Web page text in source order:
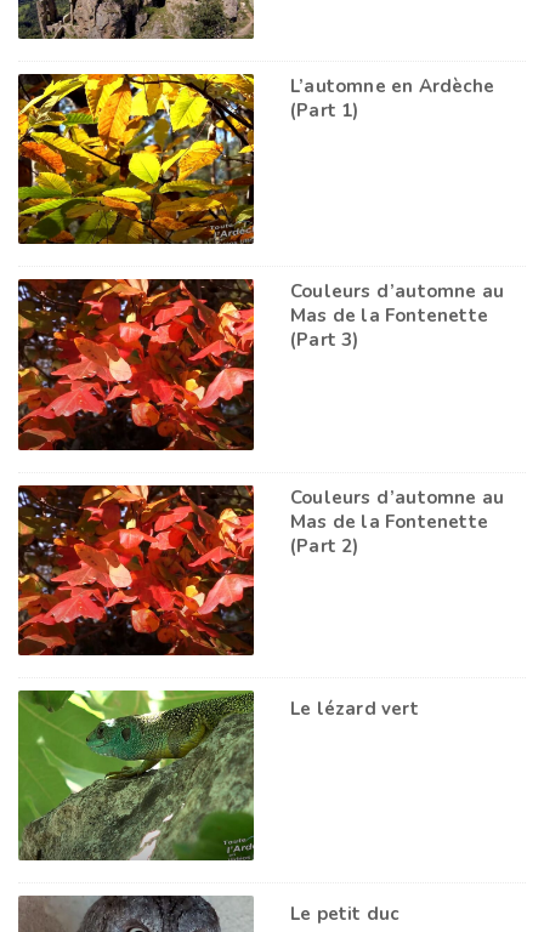
L’automne en Ardèche
(Part 1)
Couleurs d’automne au
Mas de la Fontenette
(Part 3)
Couleurs d’automne au
Mas de la Fontenette
(Part 2)
Le lézard vert
Le petit duc